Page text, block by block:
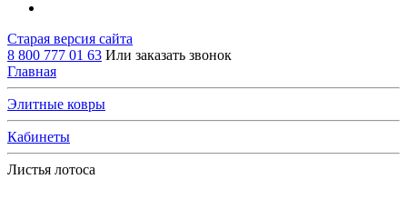
Старая версия сайта
8 800 777 01 63 Или заказать звонок
Главная
Элитные ковры
Кабинеты
Листья лотоса